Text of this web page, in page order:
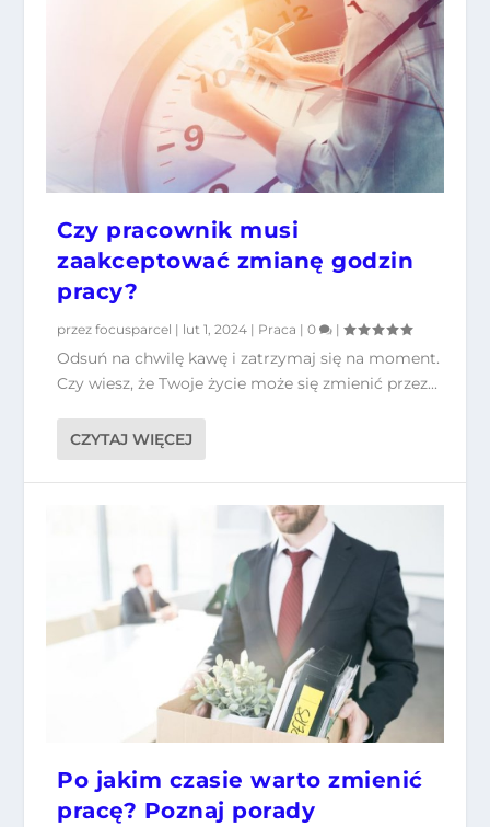
Czy pracownik musi
zaakceptować zmianę godzin
pracy?
przezfocusparcel | lut 1, 2024 | Praca |0 |
Odsuń na chwilę kawę i zatrzymaj się na moment.
Czy wiesz, że Twoje życie może się zmienić przez...
CZYTAJ WIĘCEJ
Po jakim czasie warto zmienić
pracę? Poznaj porady